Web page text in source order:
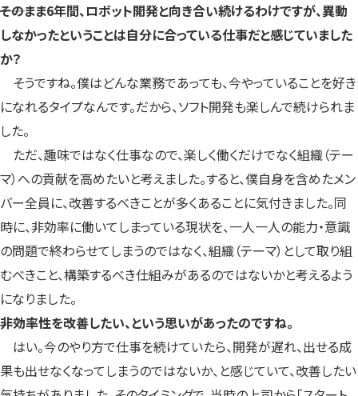
――そのまま6年間、ロボット開発と向き合い続けるわけですが、異動
しなかったということは自分に合っている仕事だと感じていました
か？
そうですね。僕はどんな業務であっても、今やっていることを好き
になれるタイプなんです。だから、ソフト開発も楽しんで続けられま
した。
ただ、趣味ではなく仕事なので、楽しく働くだけでなく組織（テー
マ）への貢献を高めたいと考えました。すると、僕自身を含めたメン
バー全員に、改善するべきことが多くあることに気付きました。同
時に、非効率に働いてしまっている現状を、一人一人の能力・意識
の問題で終わらせてしまうのではなく、組織（テーマ）として取り組
むべきこと、構築するべき仕組みがあるのではないかと考えるよう
になりました。
――非効率性を改善したい、という思いがあったのですね。
はい。今のやり方で仕事を続けていたら、開発が遅れ、出せる成
果も出せなくなってしまうのではないか、と感じていて、改善したい